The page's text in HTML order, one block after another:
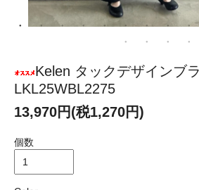
Kelen タックデザインブ
LKL25WBL2275
13,970円(税1,270円)
個数